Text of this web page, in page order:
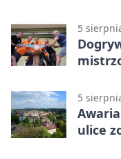
5
5
ulice